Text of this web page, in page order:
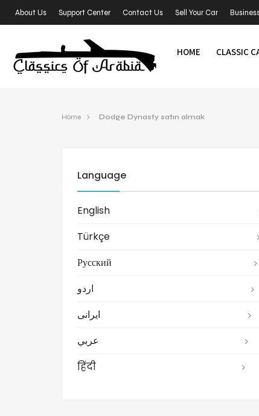
About Us Support Center Contact Us Sell Your Car
HOME CLASSIC
Home Dodge Dynasty satın almak
Language
English
Türkçe
Русский
اردو
ایرانی
عربي
हिंदी